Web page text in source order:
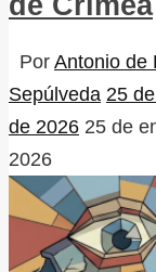
Por Antonio de
Sepúlveda 25
de 2026 25 de
2026